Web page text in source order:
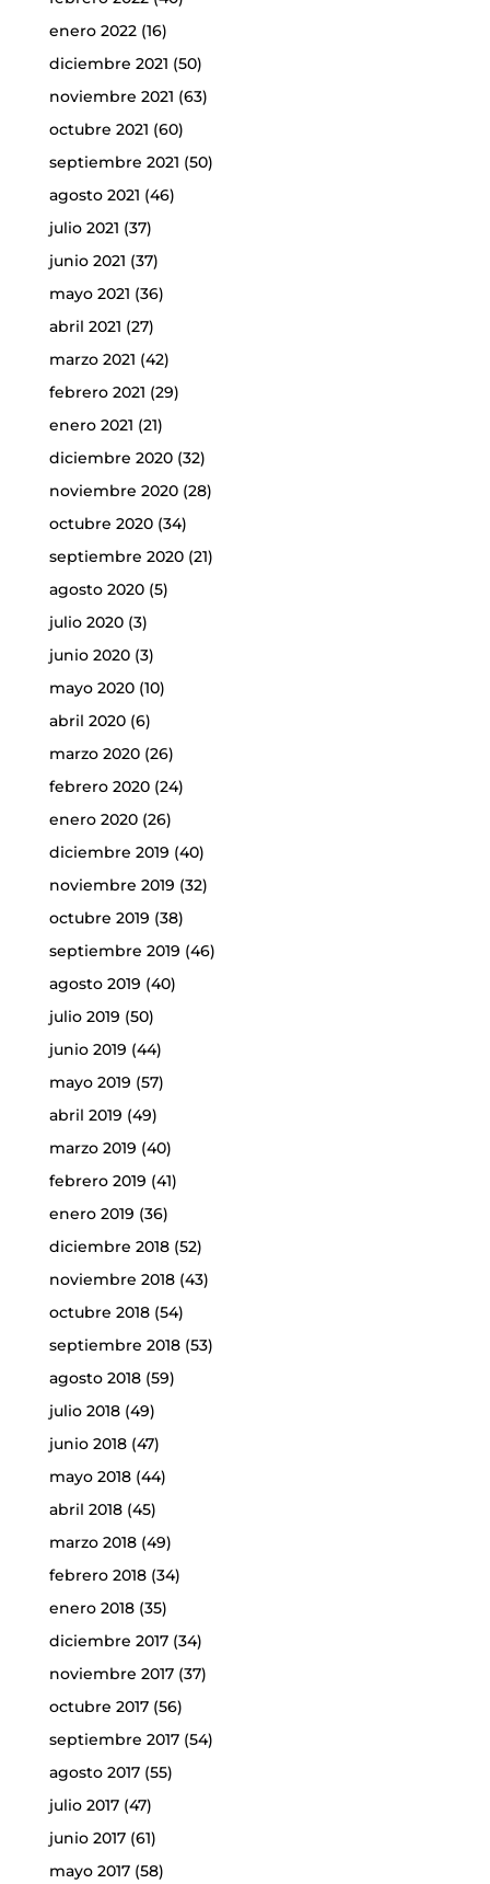
enero 2022(16)
diciembre 2021 (50)
noviembre 2021 (63)
octubre 2021 (60)
septiembre 2021 (50)
agosto 2021 (46)
julio 2021 (37)
junio 2021 (37)
mayo 2021 (36)
abril 2021 (27)
marzo 2021 (42)
febrero 2021 (29)
enero 2021 (21)
diciembre 2020(32)
noviembre 2020(28)
octubre 2020(34)
septiembre 2020(21)
agosto 2020(5)
julio 2020(3)
junio 2020(3)
mayo 2020(10)
abril 2020(6)
marzo 2020(26)
febrero 2020(24)
enero 2020(26)
diciembre 2019 (40)
noviembre 2019 (32)
octubre 2019 (38)
septiembre 2019 (46)
agosto 2019 (40)
julio 2019 (50)
junio 2019 (44)
mayo 2019 (57)
abril 2019 (49)
marzo 2019 (40)
febrero 2019 (41)
enero 2019 (36)
diciembre 2018(52)
noviembre 2018(43)
octubre 2018(54)
septiembre 2018(53)
agosto 2018(59)
julio 2018(49)
junio 2018(47)
mayo 2018(44)
abril 2018(45)
marzo 2018(49)
febrero 2018(34)
enero 2018(35)
diciembre 2017(34)
noviembre 2017(37)
octubre 2017(56)
septiembre 2017(54)
agosto 2017(55)
julio 2017(47)
junio 2017(61)
mayo 2017(58)